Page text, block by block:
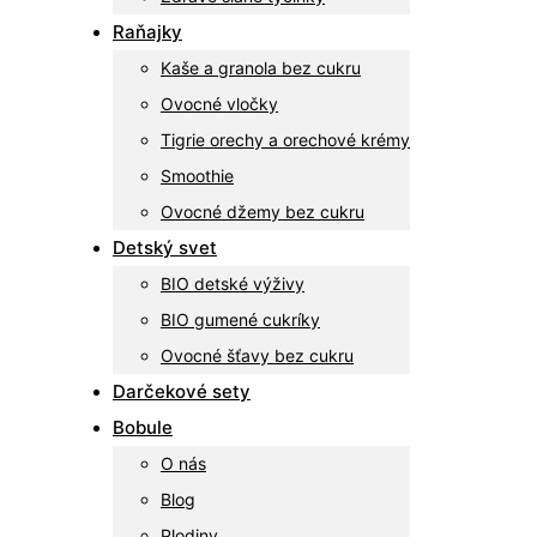
Raňajky
Kaše a granola bez cukru
Ovocné vločky
Tigrie orechy a orechové krémy
Smoothie
Ovocné džemy bez cukru
Detský svet
BIO detské výživy
BIO gumené cukríky
Ovocné šťavy bez cukru
Darčekové sety
Bobule
O nás
Blog